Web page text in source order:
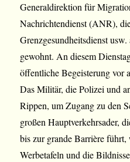
Generaldirektion für
Nachrichtendienst (ANR),
Grenzgesundheitsdienst
gewohnt. An diesem
öffentliche Begeisterung vor
Das Militär, die Polizei und
Rippen, um Zugang zu den
großen Hauptverkehrsader,
bis zur grande Barrière
Werbetafeln und die